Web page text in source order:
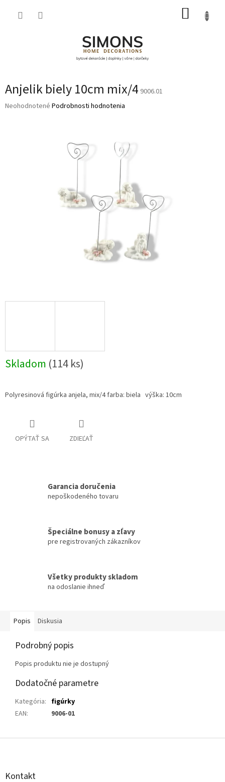
Anjelik biely 10cm mix/4 9006.01
Priemerné
Neohodnotené Podrobnosti hodnotenia
Skladom (114 ks)
Polyresinová figúrka anjela, mix/4 farba: biela výška: 10cm
OPÝTAŤ SA ZDIEĽAŤ
Garancia doručenia
nepoškodeného tovaru
Špeciálne bonusy a zľavy
pre registrovaných zákazníkov
Všetky produkty skladom
na odoslanie ihneď
Popis Diskusia
Podrobný popis
Popis produktu nie je dostupný
Dodatočné parametre
Kategória: figúrky
EAN: 9006-01
Z
Kontakt